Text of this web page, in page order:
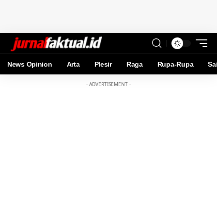
News Opinion Arta Plesir Raga Rupa-Rupa
- ADVERTISEMENT -